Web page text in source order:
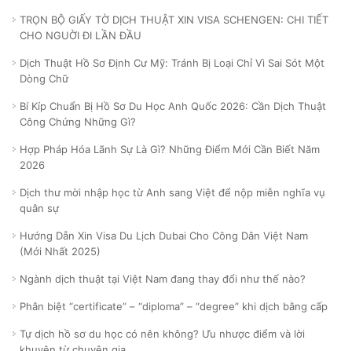
TRỌN BỘ GIẤY TỜ DỊCH THUẬT XIN VISA SCHENGEN: CHI TIẾT
CHO NGUỜI ĐI LẦN ĐẦU
Dịch Thuật Hồ Sơ Định Cư Mỹ: Tránh Bị Loại Chỉ Vì Sai Sót Một
Dòng Chữ
Bí Kíp Chuẩn Bị Hồ Sơ Du Học Anh Quốc 2026: Cần Dịch Thuật
Công Chứng Những Gì?
Hợp Pháp Hóa Lãnh Sự Là Gì? Những Điểm Mới Cần Biết Năm
2026
Dịch thư mời nhập học từ Anh sang Việt để nộp miễn nghĩa vụ
quân sự
Hướng Dẫn Xin Visa Du Lịch Dubai Cho Công Dân Việt Nam
(Mới Nhất 2025)
Ngành dịch thuật tại Việt Nam đang thay đổi như thế nào?
Phân biệt “certificate” – “diploma” – “degree” khi dịch bằng cấp
Tự dịch hồ sơ du học có nên không? Ưu nhược điểm và lời